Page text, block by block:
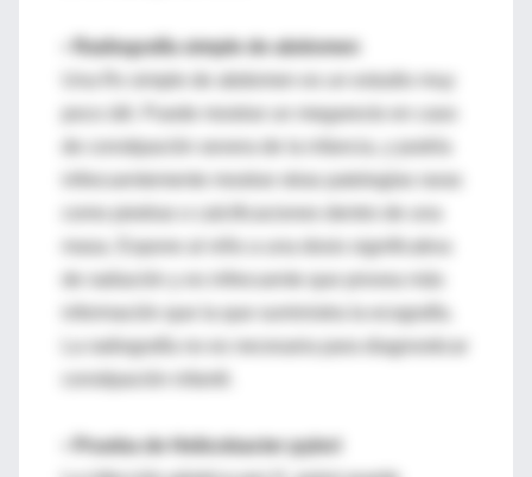
Radiografía simple de abdomen
poco útil. Puede mostrar un megarecto en caso
infrecuentemente mostrar otras patologías raras
masa. Expone al niño a una dosis significativa
información que la que suministra la ecografía.
La radiografía no es necesaria para diagnosticar
Prueba de Helicobacter pylori